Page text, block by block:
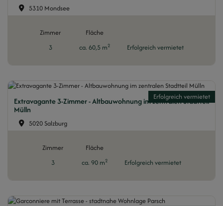
5310 Mondsee
Zimmer
3
Fläche
ca. 60,5 m2 Erfolgreich vermietet
Erfolgreich vermietet
Extravagante 3-Zimmer - Altbauwohnung im zentralen Stadtteil
Mülln
5020 Salzburg
Zimmer
3
Fläche
ca. 90 m2 Erfolgreich vermietet